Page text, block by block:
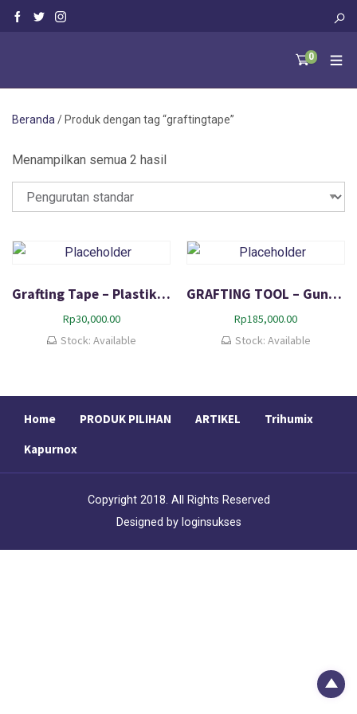
0
Beranda / Produk dengan tag “graftingtape”
Menampilkan semua 2 hasil
Grafting Tape – Plastik Okulasi Untuk Sambung Pucuk Tunas
Rp30,000.00
Stock: Available
GRAFTING TOOL – Gunting Okulasi , Gunting Sambung Pucuk
Rp185,000.00
Stock: Available
Home PRODUK PILIHAN ARTIKEL
Trihumix
Kapurnox
Copyright 2018. All Rights Reserved
Designed by loginsukses